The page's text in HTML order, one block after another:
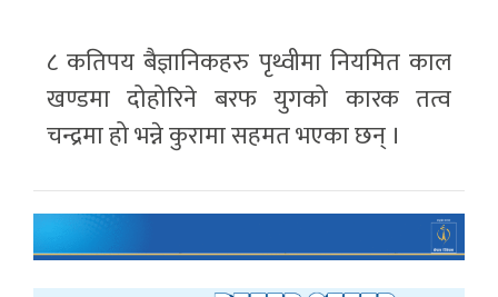
८ कतिपय बैज्ञानिकहरु पृथ्वीमा नियमित काल
खण्डमा दोहोरिने बरफ युगको कारक तत्व
चन्द्रमा हो भन्ने कुरामा सहमत भएका छन् ।